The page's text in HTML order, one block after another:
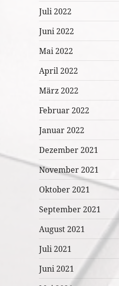
Juli 2022
Juni 2022
Mai 2022
April 2022
März 2022
Februar 2022
Januar 2022
Dezember 2021
November 2021
Oktober 2021
September 2021
August 2021
Juli 2021
Juni 2021